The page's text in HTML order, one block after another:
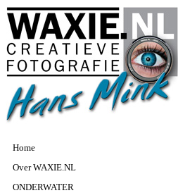
Home
Over WAXIE.NL
ONDERWATER